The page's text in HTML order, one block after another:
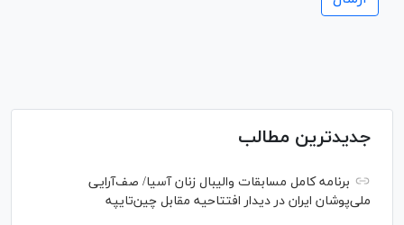
جدیدترین مطالب
برنامه کامل مسابقات والیبال زنان آسیا/ صف‌آرایی
ملی‌پوشان ایران در دیدار افتتاحیه مقابل چین‌تایپه